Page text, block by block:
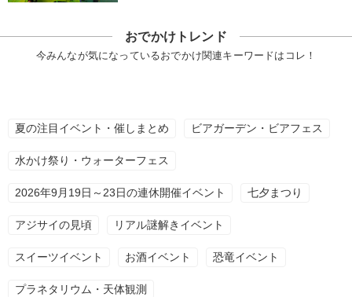
おでかけトレンド
今みんなが気になっているおでかけ関連キーワードはコレ！
夏の注目イベント・催しまとめ ビアガーデン・ビアフェス
水かけ祭り・ウォーターフェス
2026年9月19日～23日の連休開催イベント 七夕まつり
アジサイの見頃 リアル謎解きイベント
スイーツイベント お酒イベント 恐竜イベント
プラネタリウム・天体観測